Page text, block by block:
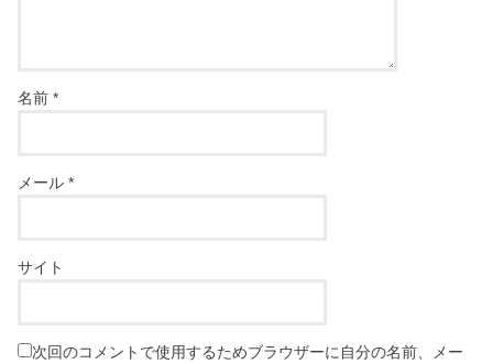
名前*
メール*
サイト
次回のコメントで使用するためブラウザーに自分の名前、メー